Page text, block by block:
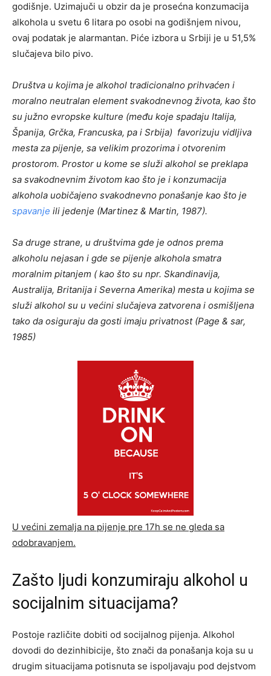
godišnje. Uzimajuči u obzir da je prosećna konzumacija
alkohola u svetu 6 litara po osobi na godišnjem nivou,
ovaj podatak je alarmantan. Piće izbora u Srbiji je u 51,5%
slučajeva bilo pivo.
Društva u kojima je alkohol tradicionalno prihvaćen i
moralno neutralan element svakodnevnog života, kao što
su južno evropske kulture (među koje spadaju Italija,
Španija, Grčka, Francuska, pa i Srbija) favorizuju vidljiva
mesta za pijenje, sa velikim prozorima i otvorenim
prostorom. Prostor u kome se služi alkohol se preklapa
sa svakodnevnim životom kao što je i konzumacija
alkohola uobičajeno svakodnevno ponašanje kao što je
spavanje ili jedenje (Martinez & Martin, 1987).
Sa druge strane, u društvima gde je odnos prema
alkoholu nejasan i gde se pijenje alkohola smatra
moralnim pitanjem ( kao što su npr. Skandinavija,
Australija, Britanija i Severna Amerika) mesta u kojima se
služi alkohol su u većini slučajeva zatvorena i osmišljena
tako da osiguraju da gosti imaju privatnost (Page & sar,
1985)
U većini zemalja na pijenje pre 17h se ne gleda sa
odobravanjem.
Zašto ljudi konzumiraju alkohol u
socijalnim situacijama?
Postoje različite dobiti od socijalnog pijenja. Alkohol
dovodi do dezinhibicije, što znači da ponašanja koja su u
drugim situacijama potisnuta se ispoljavaju pod dejstvom